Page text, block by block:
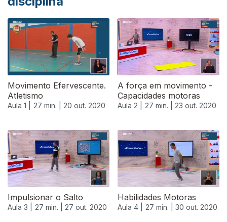
Movimento Efervescente.
Atletismo
Aula 1 | 27 min. | 20 out. 2020
A força em movimento -
Capacidades motoras
Aula 2 | 27 min. | 23 out. 2020
Impulsionar o Salto
Aula 3 | 27 min. | 27 out. 2020
Habilidades Motoras
Aula 4 | 27 min. | 30 out. 2020